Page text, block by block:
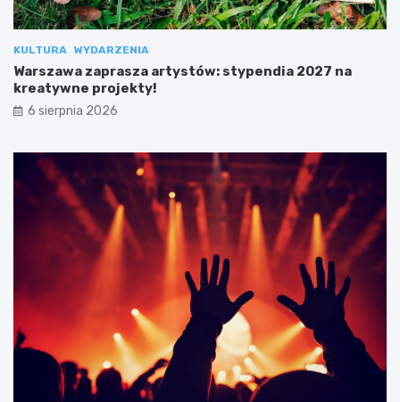
KULTURA WYDARZENIA
Warszawa zaprasza artystów: stypendia 2027 na
kreatywne projekty!
6 sierpnia 2026